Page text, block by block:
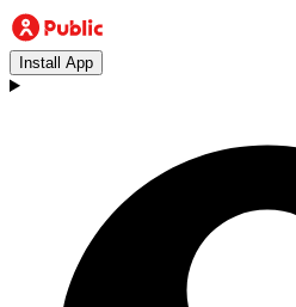
Install App